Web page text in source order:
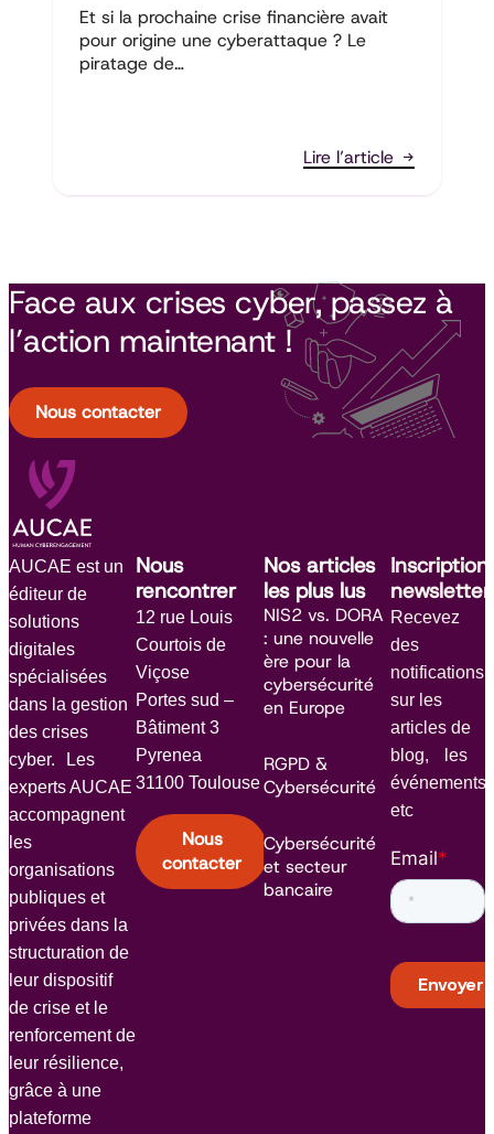
Et si la prochaine crise financière avait
pour origine une cyberattaque ? Le
piratage de…
Lire l’article
Face aux crises cyber, passez à
l’action maintenant !
Nous contacter
AUCAE est un
éditeur de
solutions
digitales
spécialisées
dans la gestion
des crises
cyber. Les
experts AUCAE
accompagnent
les
organisations
publiques et
privées dans la
structuration de
leur dispositif
de crise et le
renforcement de
leur résilience,
grâce à une
plateforme
Nous
rencontrer
12 rue Louis
Courtois de
Viçose
Portes sud –
Bâtiment 3
Pyrenea
31100 Toulouse
Nous
contacter
Nos articles
les plus lus
NIS2 vs. DORA
: une nouvelle
ère pour la
cybersécurité
en Europe
RGPD &
Cybersécurité
Cybersécurité
et secteur
bancaire
Inscription
newsletter
Recevez
des
notifications
sur les
articles de
blog, les
événements
etc
Email*